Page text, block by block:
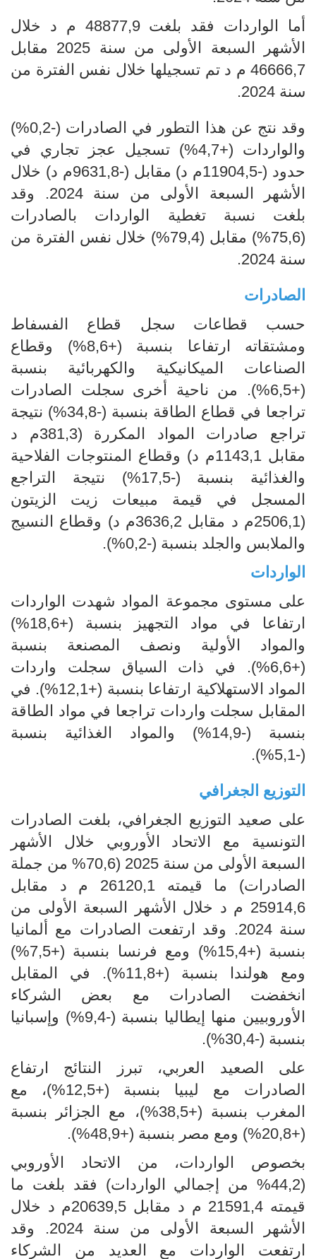
أما الواردات فقد بلغت 48877,9 م د خلال
الأشهر السبعة الأولى من سنة 2025 مقابل
46666,7 م د تم تسجيلها خلال نفس الفترة من
سنة 2024.
وقد نتج عن هذا التطور في الصادرات (-0,2%)
والواردات (+4,7%) تسجيل عجز تجاري في
حدود (-11904,5م د) مقابل (-9631,8م د) خلال
الأشهر السبعة الأولى من سنة 2024. وقد
بلغت نسبة تغطية الواردات بالصادرات
(75,6%) مقابل (79,4%) خلال نفس الفترة من
سنة 2024.
الصادرات
حسب قطاعات سجل قطاع الفسفاط
ومشتقاته ارتفاعا بنسبة (+8,6%) وقطاع
الصناعات الميكانيكية والكهربائية بنسبة
(+6,5%). من ناحية أخرى سجلت الصادرات
تراجعا في قطاع الطاقة بنسبة (-34,8%) نتيجة
تراجع صادرات المواد المكررة (381,3م د
مقابل 1143,1م د) وقطاع المنتوجات الفلاحية
والغذائية بنسبة (-17,5%) نتيجة التراجع
المسجل في قيمة مبيعات زيت الزيتون
(2506,1م د مقابل 3636,2م د) وقطاع النسيج
والملابس والجلد بنسبة (-0,2%).
الواردات
على مستوى مجموعة المواد شهدت الواردات
ارتفاعا في مواد التجهيز بنسبة (+18,6%)
والمواد الأولية ونصف المصنعة بنسبة
(+6,6%). في ذات السياق سجلت واردات
المواد الاستهلاكية ارتفاعا بنسبة (+12,1%). في
المقابل سجلت واردات تراجعا في مواد الطاقة
بنسبة (-14,9%) والمواد الغذائية بنسبة
(-5,1%).
التوزيع الجغرافي
على صعيد التوزيع الجغرافي، بلغت الصادرات
التونسية مع الاتحاد الأوروبي خلال الأشهر
السبعة الأولى من سنة 2025 (70,6% من جملة
الصادرات) ما قيمته 26120,1 م د مقابل
25914,6 م د خلال الأشهر السبعة الأولى من
سنة 2024. وقد ارتفعت الصادرات مع ألمانيا
بنسبة (+15,4%) ومع فرنسا بنسبة (+7,5%)
ومع هولندا بنسبة (+11,8%). في المقابل
انخفضت الصادرات مع بعض الشركاء
الأوروبيين منها إيطاليا بنسبة (-9,4%) وإسبانيا
بنسبة (-30,4%).
على الصعيد العربي، تبرز النتائج ارتفاع
الصادرات مع ليبيا بنسبة (+12,5%)، مع
المغرب بنسبة (+38,5%)، مع الجزائر بنسبة
(+20,8%) ومع مصر بنسبة (+48,9%).
بخصوص الواردات، من الاتحاد الأوروبي
(44,2% من إجمالي الواردات) فقد بلغت ما
قيمته 21591,4 م د مقابل 20639,5م د خلال
الأشهر السبعة الأولى من سنة 2024. وقد
ارتفعت الواردات مع العديد من الشركاء